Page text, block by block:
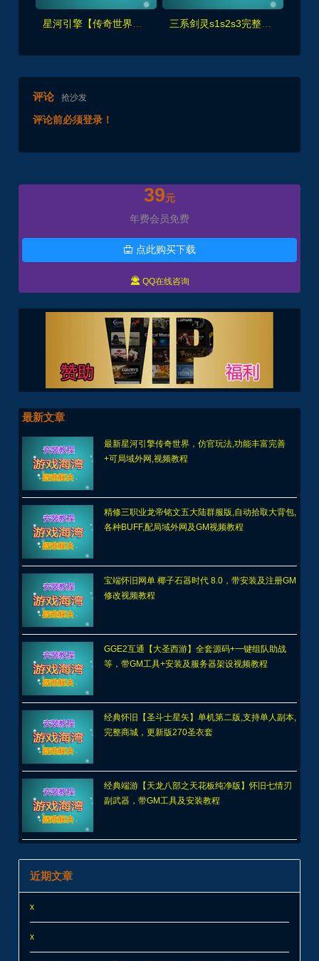
三系剑灵s1s2s3完整主线60级50星，可单人副本,黑月武器、首饰等+GM工具
评论 抢沙发
评论前必须登录！
39元
年费会员免费
 点此购买下载
 QQ在线咨询
最新文章
最新星河引擎传奇世界，仿官玩法,功能丰富完善
+可局域外网,视频教程
精修三职业龙帝铭文五大陆群服版,自动拾取大背包,
各种BUFF,配局域外网及GM视频教程
宝端怀旧网单 椰子石器时代 8.0，带安装及注册GM
修改视频教程
GGE2互通【大圣西游】全套源码+一键组队助战
等，带GM工具+安装及服务器架设视频教程
经典怀旧【圣斗士星矢】单机第二版,支持单人副本,
完整商城，更新版270圣衣套
经典端游【天龙八部之天花板纯净版】怀旧七情刃
副武器，带GM工具及安装教程
近期文章
x
x